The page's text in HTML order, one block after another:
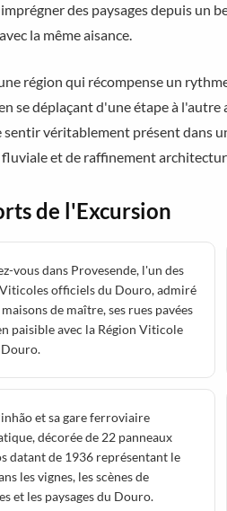
des paysages depuis un
la même aisance.
région qui récompense un
se déplaçant d'une étape à
sentir véritablement présent dans
et de raffinement
de l'Excursion
vous dans Provesende, l'un des
officiels du Douro, admiré
de maître, ses rues pavées
paisible avec la Région Viticole
et sa gare ferroviaire
décorée de 22 panneaux
datant de 1936 représentant le
les vignes, les scènes de
et les paysages du Douro.